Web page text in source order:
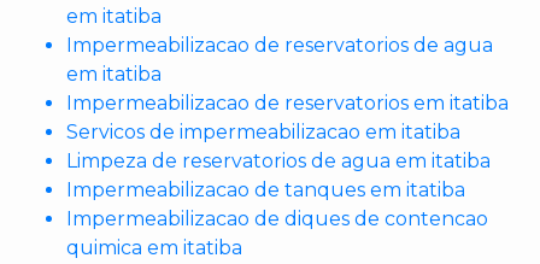
em itatiba
Impermeabilizacao de reservatorios de agua
em itatiba
Impermeabilizacao de reservatorios em itatiba
Servicos de impermeabilizacao em itatiba
Limpeza de reservatorios de agua em itatiba
Impermeabilizacao de tanques em itatiba
Impermeabilizacao de diques de contencao
quimica em itatiba